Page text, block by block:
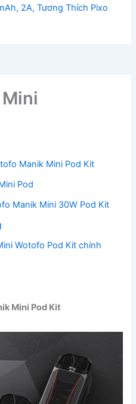
Manik Mini Pod Kit
Pod
Manik Mini 30W Pod Kit
Wotofo Pod Kit chính
Mini Pod Kit
2A, Tương Thích Pixo